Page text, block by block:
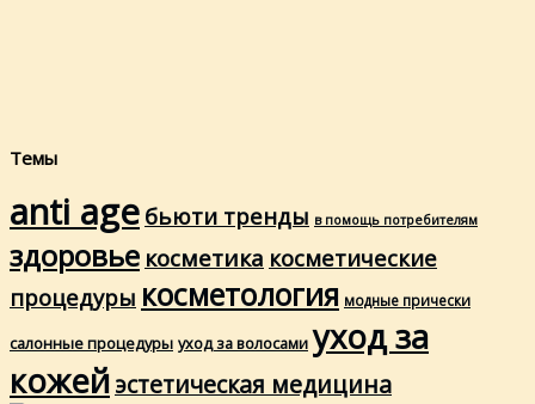
Темы
anti age бьюти тренды в помощь потребителям
здоровье косметика косметические
процедуры косметология модные прически
салонные процедуры уход за волосами уход за
кожейэстетическая медицина